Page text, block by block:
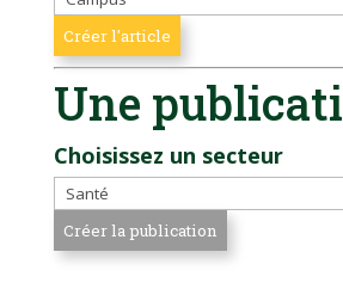
Une
Choisissez un secteur